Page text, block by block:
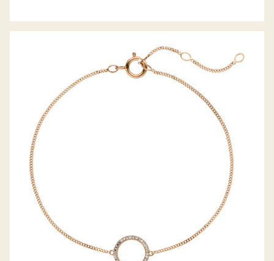
PALIDO DIAMANTARMBAND